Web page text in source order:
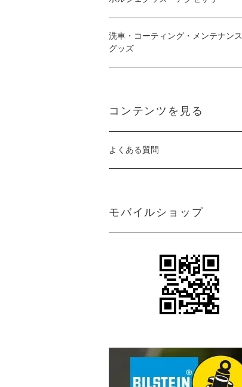
洗車・コーティング・メンテナンス
グッズ
コンテンツを見る
よくある質問
モバイルショップ